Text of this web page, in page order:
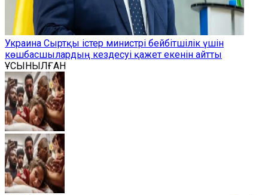
Украина Сыртқы істер министрі бейбітшілік үшін
көшбасшылардың кездесуі қажет екенін айтты
ҰСЫНЫЛҒАН